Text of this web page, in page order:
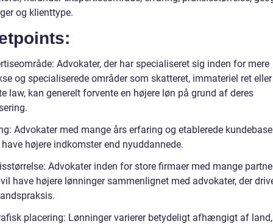
og klienttype.
Advokater, der har specialiseret sig inden for mere
og specialiserede områder som skatteret, immateriel ret eller
law, kan generelt forvente en højere løn på grund af deres
Advokater med mange års erfaring og etablerede
højere indkomster end nyuddannede.
Advokater inden for store firmaer med mange
have højere lønninger sammenlignet med advokater, der
placering: Lønninger varierer betydeligt afhængigt af